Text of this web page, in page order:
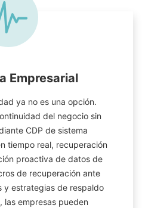
Empresarial
ya no es una opción.
del negocio sin
CDP de sistema
tiempo real, recuperación
proactiva de datos de
de recuperación ante
y estrategias de respaldo
las empresas pueden